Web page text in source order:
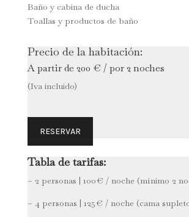
Baño y cabina de ducha
Toallas y productos de baño
Precio de la habitación:
A partir de 200 € / por 2 noches
(Iva incluido)
RESERVAR
Tabla de tarifas:
– 2 personas | 100€ / noche (mínimo 2
– 4 personas | 125€ / noche (cama